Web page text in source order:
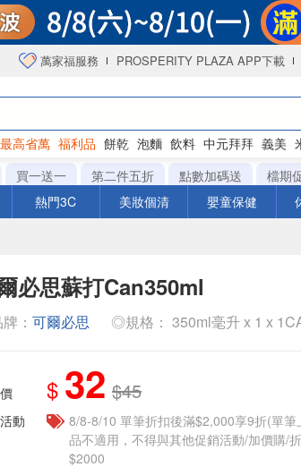
萬家福服務 PROSPERITY PLAZA APP下載
高省萬 福利品 餅乾 泡麵 飲料 中元拜拜 義美
買一送一 第二件五折 點數加碼送 檔期
熱門3C 美妝個清 嬰童保健
必思蘇打Can350ml
： 可爾必思 ◎規格： 350ml毫升 x 1 x
$ 32 $45
動
8/8-8/10 單筆折扣後滿$2,000享9折(單
品不適用，不得與其他促銷活動/加價購/
$2000